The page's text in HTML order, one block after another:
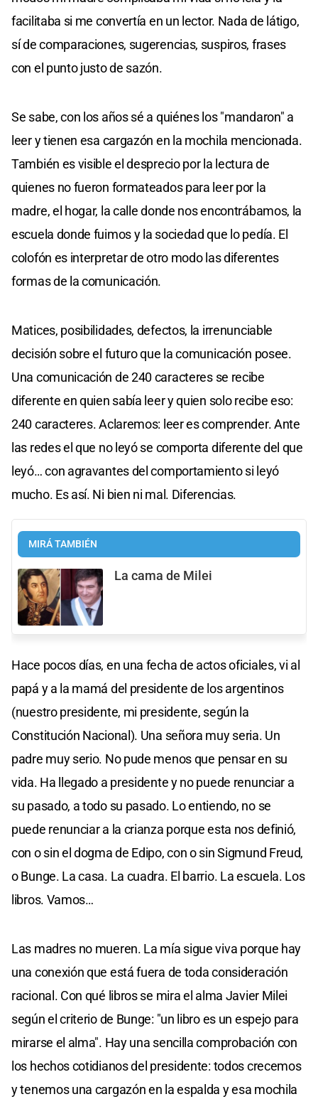
facilitaba si me convertía en un lector. Nada de látigo,
sí de comparaciones, sugerencias, suspiros, frases
con el punto justo de sazón.
Se sabe, con los años sé a quiénes los "mandaron" a
leer y tienen esa cargazón en la mochila mencionada.
También es visible el desprecio por la lectura de
quienes no fueron formateados para leer por la
madre, el hogar, la calle donde nos encontrábamos, la
escuela donde fuimos y la sociedad que lo pedía. El
colofón es interpretar de otro modo las diferentes
formas de la comunicación.
Matices, posibilidades, defectos, la irrenunciable
decisión sobre el futuro que la comunicación posee.
Una comunicación de 240 caracteres se recibe
diferente en quien sabía leer y quien solo recibe eso:
240 caracteres. Aclaremos: leer es comprender. Ante
las redes el que no leyó se comporta diferente del que
leyó… con agravantes del comportamiento si leyó
mucho. Es así. Ni bien ni mal. Diferencias.
MIRÁ TAMBIÉN
La cama de Milei
Hace pocos días, en una fecha de actos oficiales, vi al
papá y a la mamá del presidente de los argentinos
(nuestro presidente, mi presidente, según la
Constitución Nacional). Una señora muy seria. Un
padre muy serio. No pude menos que pensar en su
vida. Ha llegado a presidente y no puede renunciar a
su pasado, a todo su pasado. Lo entiendo, no se
puede renunciar a la crianza porque esta nos definió,
con o sin el dogma de Edipo, con o sin Sigmund Freud,
o Bunge. La casa. La cuadra. El barrio. La escuela. Los
libros. Vamos…
Las madres no mueren. La mía sigue viva porque hay
una conexión que está fuera de toda consideración
racional. Con qué libros se mira el alma Javier Milei
según el criterio de Bunge: "un libro es un espejo para
mirarse el alma". Hay una sencilla comprobación con
los hechos cotidianos del presidente: todos crecemos
y tenemos una cargazón en la espalda y esa mochila